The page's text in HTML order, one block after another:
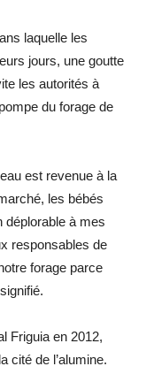
laquelle les
jours, une goutte
les autorités à
du forage de
est revenue à la
les bébés
déplorable à mes
responsables de
forage parce
Friguia en 2012,
cité de l’alumine.